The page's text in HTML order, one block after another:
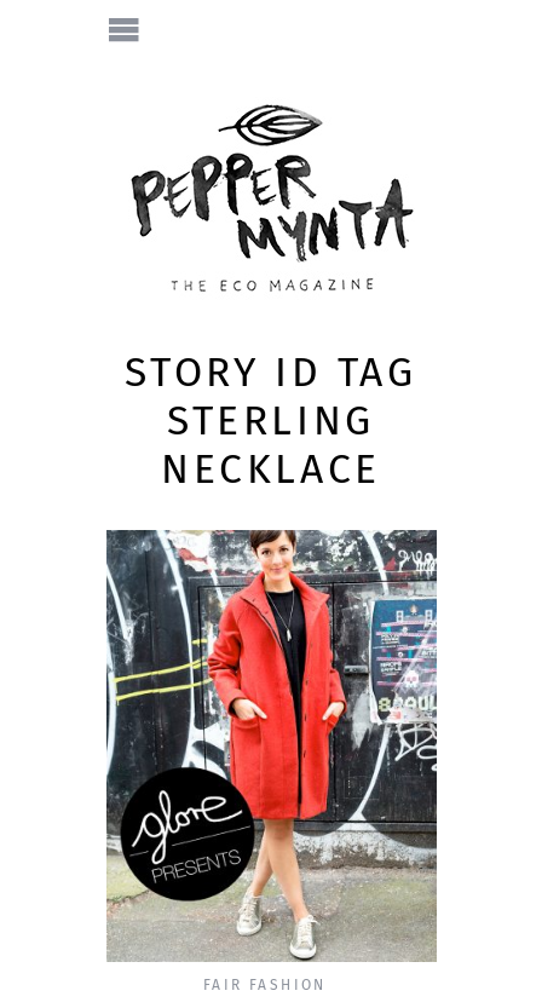
STORY ID TAG
STERLING
NECKLACE
FAIR FASHION